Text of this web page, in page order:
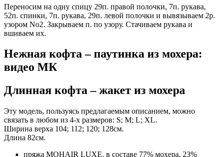
Переносим на одну спицу 29п. правой полочки, 7п. рукава,
52п. спинки, 7п. рукава, 29п. левой полочки и вывязываем 2р.
узором No2. Закрываем п. по узору. Стачиваем рукава и
вшиваем их.
Нежная кофта – паутинка из мохера:
видео МК
Длинная кофта – жакет из мохера
Эту модель, пользуясь предлагаемым описанием, можно
связать в любом из 4-х размеров: S; M; L; XL.
Ширина верха 104; 112; 120; 128см.
Длина 82см.
пряжа MOHAIR LUXE, в составе 77% мохера, 23%